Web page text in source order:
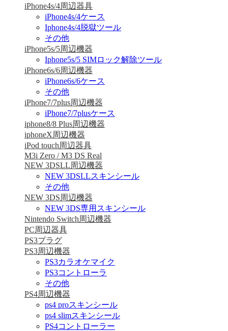
iPhone4s/4周辺器具
iPhone4s/4ケース
Iphone4s/4脱獄ツール
その他
iPhone5s/5周辺機器
Iphone5s/5 SIMロック解除ツール
iPhone6s/6周辺機器
iPhone6s/6ケース
その他
iPhone7/7plus周辺機器
iPhone7/7plusケース
iphone8/8 Plus周辺機器
iphoneX周辺機器
iPod touch周辺器具
M3i Zero / M3 DS Real
NEW 3DSLL周辺機器
NEW 3DSLLスキンシール
その他
NEW 3DS周辺機器
NEW 3DS専用スキンシール
Nintendo Switch周辺機器
PC周辺器具
PS3プラグ
PS3周辺機器
PS3カラオケマイク
PS3コントローラ
その他
PS4周辺機器
ps4 proスキンシール
ps4 slimスキンシール
PS4コントローラー